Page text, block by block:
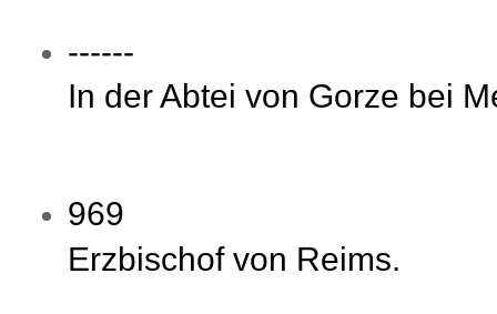
------
In der Abtei von Gorze bei
969
Erzbischof von Reims.